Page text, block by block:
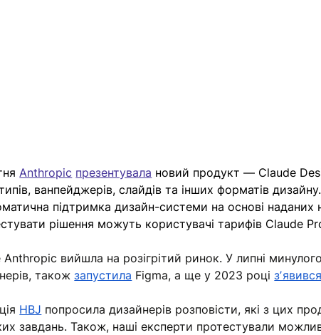
Anthropic презентувала новий продукт — Claude
ванпейджерів, слайдів та інших форматів
підтримка дизайн-системи на основі наданих
рішення можуть користувачі тарифів Claude
вийшла на розігрітий ринок. У липні
також запустила Figma, а ще у 2023 році зʼявився
HBJ попросила дизайнерів розповісти, які з цих
завдань. Також, наші експерти протестували